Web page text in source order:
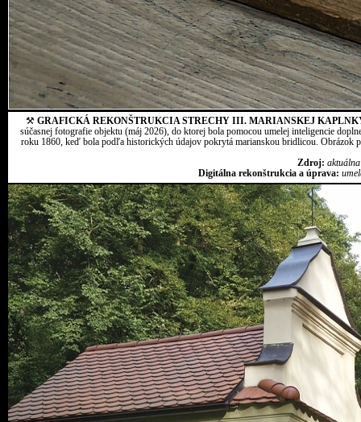
⚒ GRAFICKÁ REKONŠTRUKCIA STRECHY III. MARIANSKEJ
súčasnej fotografie objektu (máj 2026), do ktorej bola pomocou umelej inteligencie
roku 1860, keď bola podľa historických údajov pokrytá marianskou bridlicou. Obrázok
Zdroj:
Digitálna rekonštrukcia a úprava: